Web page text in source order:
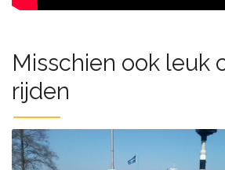
Misschien ook leuk
rijden